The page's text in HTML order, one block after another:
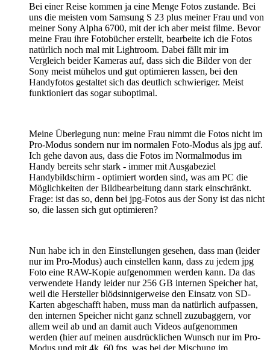
Bei einer Reise kommen ja eine Menge Fotos zustande. Bei
uns die meisten vom Samsung S 23 plus meiner Frau und von
meiner Sony Alpha 6700, mit der ich aber meist filme. Bevor
meine Frau ihre Fotobücher erstellt, bearbeite ich die Fotos
natürlich noch mal mit Lightroom. Dabei fällt mir im
Vergleich beider Kameras auf, dass sich die Bilder von der
Sony meist mühelos und gut optimieren lassen, bei den
Handyfotos gestaltet sich das deutlich schwieriger. Meist
funktioniert das sogar suboptimal.
Meine Überlegung nun: meine Frau nimmt die Fotos nicht im
Pro-Modus sondern nur im normalen Foto-Modus als jpg auf.
Ich gehe davon aus, dass die Fotos im Normalmodus im
Handy bereits sehr stark - immer mit Ausgabeziel
Handybildschirm - optimiert worden sind, was am PC die
Möglichkeiten der Bildbearbeitung dann stark einschränkt.
Frage: ist das so, denn bei jpg-Fotos aus der Sony ist das nicht
so, die lassen sich gut optimieren?
Nun habe ich in den Einstellungen gesehen, dass man (leider
nur im Pro-Modus) auch einstellen kann, dass zu jedem jpg
Foto eine RAW-Kopie aufgenommen werden kann. Da das
verwendete Handy leider nur 256 GB internen Speicher hat,
weil die Hersteller blödsinnigerweise den Einsatz von SD-
Karten abgeschafft haben, muss man da natürlich aufpassen,
den internen Speicher nicht ganz schnell zuzubaggern, vor
allem weil ab und an damit auch Videos aufgenommen
werden (hier auf meinen ausdrücklichen Wunsch nur im Pro-
Modus und mit 4k, 60 fps, was bei der Mischung im